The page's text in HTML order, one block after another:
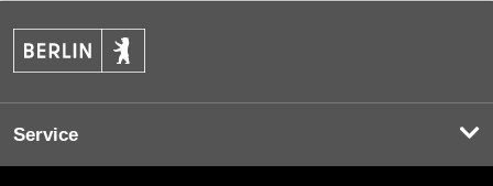
Service